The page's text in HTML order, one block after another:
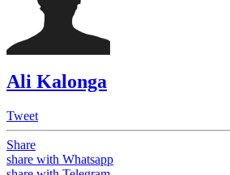
Ali Kalonga
Tweet
Share
share with Whatsapp